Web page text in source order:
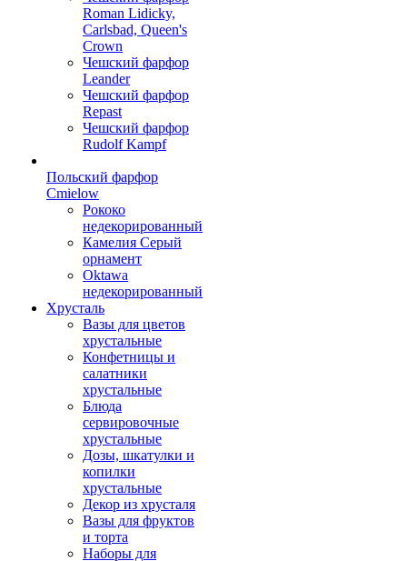
Roman Lidicky,
Carlsbad, Queen's
Crown
Чешский фарфор
Leander
Чешский фарфор
Repast
Чешский фарфор
Rudolf Kampf
Польский фарфор
Сmielow
Рококо
недекорированный
Камелия Серый
орнамент
Oktawa
недекорированный
Хрусталь
Вазы для цветов
хрустальные
Конфетницы и
салатники
хрустальные
Блюда
сервировочные
хрустальные
Дозы, шкатулки и
копилки
хрустальные
Декор из хрусталя
Вазы для фруктов
и торта
Наборы для